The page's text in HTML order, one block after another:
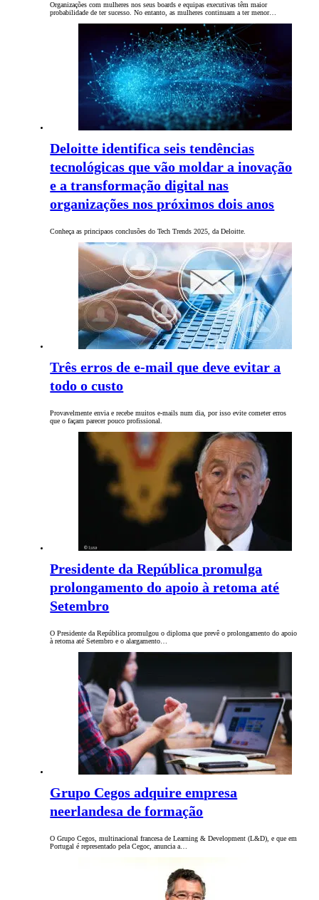
Organizações com mulheres nos seus boards e equipas executivas têm maior
probabilidade de ter sucesso. No entanto, as mulheres continuam a ter menor…
Deloitte identifica seis tendências
tecnológicas que vão moldar a inovação
e a transformação digital nas
organizações nos próximos dois anos
Conheça as principaos conclusões do Tech Trends 2025, da Deloitte.
Três erros de e-mail que deve evitar a
todo o custo
Provavelmente envia e recebe muitos e-mails num dia, por isso evite cometer erros
que o façam parecer pouco profissional.
Presidente da República promulga
prolongamento do apoio à retoma até
Setembro
O Presidente da República promulgou o diploma que prevê o prolongamento do apoio
à retoma até Setembro e o alargamento…
Grupo Cegos adquire empresa
neerlandesa de formação
O Grupo Cegos, multinacional francesa de Learning & Development (L&D), e que em
Portugal é representado pela Cegoc, anuncia a…